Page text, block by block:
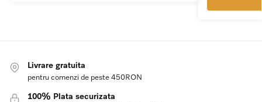
Livrare gratuita
pentru comenzi de peste 450RON
100% Plata securizata